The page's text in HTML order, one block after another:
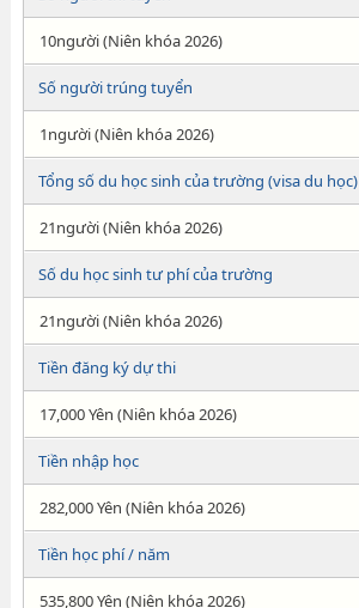
10người (Niên khóa 2026)
Số người trúng tuyển
1người (Niên khóa 2026)
Tổng số du học sinh của trường (visa du học)
21người (Niên khóa 2026)
Số du học sinh tư phí của trường
21người (Niên khóa 2026)
Tiền đăng ký dự thi
17,000 Yên (Niên khóa 2026)
Tiền nhập học
282,000 Yên (Niên khóa 2026)
Tiền học phí / năm
535,800 Yên (Niên khóa 2026)